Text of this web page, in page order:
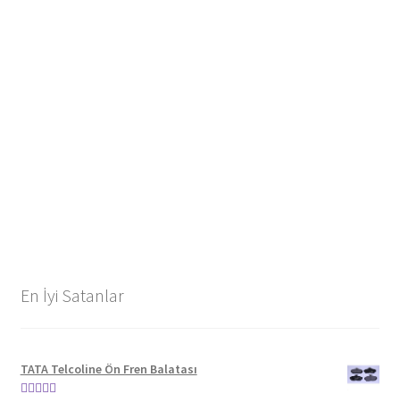
En İyi Satanlar
TATA Telcoline Ön Fren Balatası